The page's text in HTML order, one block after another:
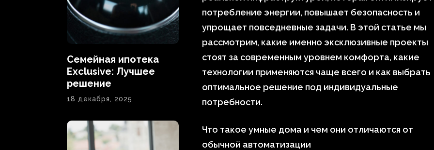
Семейная ипотека
Exclusive: Лучшее
решение
18 декабря, 2025
потребление энергии, повышает безопасность и
упрощает повседневные задачи. В этой статье мы
рассмотрим, какие именно эксклюзивные проекты
стоят за современным уровнем комфорта, какие
технологии применяются чаще всего и как выбрать
оптимальное решение под индивидуальные
потребности.
Что такое умные дома и чем они отличаются от
обычной автоматизации